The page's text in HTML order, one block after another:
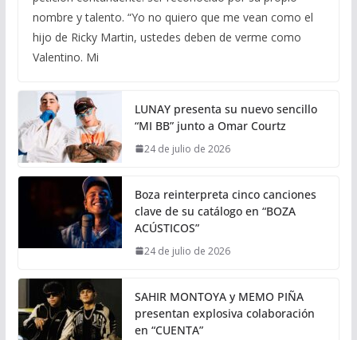
nombre y talento. “Yo no quiero que me vean como el
hijo de Ricky Martin, ustedes deben de verme como
Valentino. Mi
LUNAY presenta su nuevo sencillo
“MI BB” junto a Omar Courtz
24 de julio de 2026
Boza reinterpreta cinco canciones
clave de su catálogo en “BOZA
ACÚSTICOS”
24 de julio de 2026
SAHIR MONTOYA y MEMO PIÑA
presentan explosiva colaboración
en “CUENTA”